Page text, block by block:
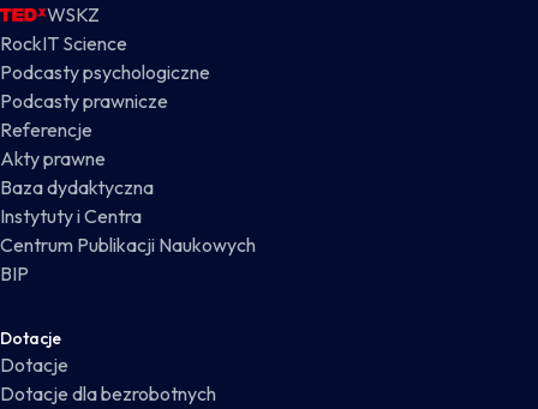
WSKZ
RockIT Science
Podcasty psychologiczne
Podcasty prawnicze
Referencje
Akty prawne
Baza dydaktyczna
Instytuty i Centra
Centrum Publikacji Naukowych
BIP
Dotacje
Dotacje
Dotacje dla bezrobotnych